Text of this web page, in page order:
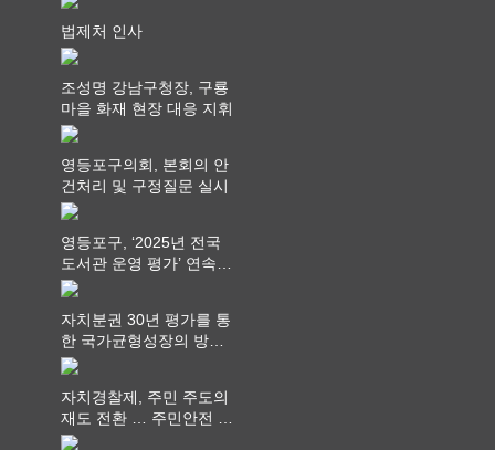
법제처 인사
조성명 강남구청장, 구룡
마을 화재 현장 대응 지휘
영등포구의회, 본회의 안
건처리 및 구정질문 실시
영등포구, ‘2025년 전국
도서관 운영 평가’ 연속
최고 영예 장관상에서 ‘대
자치분권 30년 평가를 통
한 국가균형성장의 방향
과 과제 논의
자치경찰제, 주민 주도의
재도 전환 … 주민안전 치
안서비스가 최우선 되어